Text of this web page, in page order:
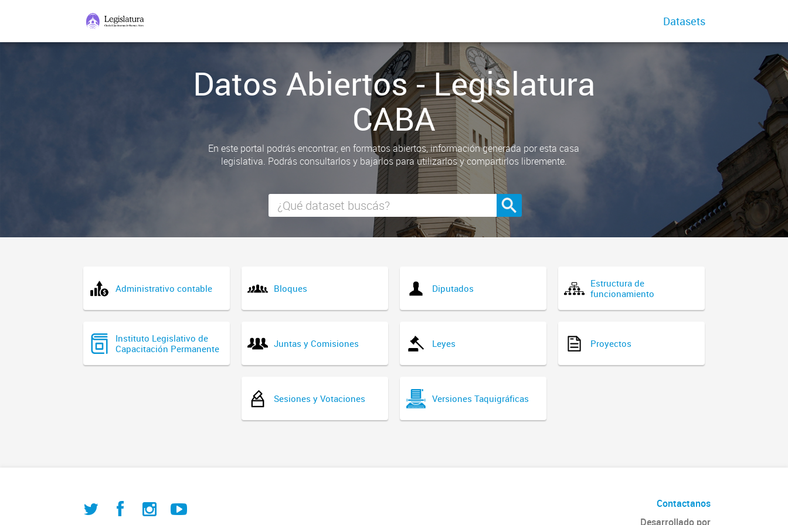
Datasets
Datos Abiertos - Legislatura
CABA
En este portal podrás encontrar, en formatos abiertos, información generada por esta casa
legislativa. Podrás consultarlos y bajarlos para utilizarlos y compartirlos libremente.
Administrativo contable Bloques Diputados
Estructura de
funcionamiento
Instituto Legislativo de
Capacitación Permanente
Juntas y Comisiones Leyes Proyectos
Sesiones y Votaciones Versiones Taquigráficas
Contactanos
Desarrollado por